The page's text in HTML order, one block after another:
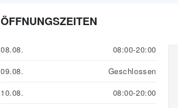
ÖFFNUNGSZEITEN
08.08.
08:00-20:00
09.08.
Geschlossen
10.08.
08:00-20:00